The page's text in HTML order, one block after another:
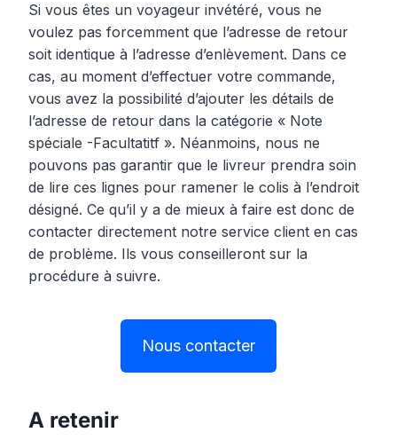
Si vous êtes un voyageur invétéré, vous ne
voulez pas forcemment que l’adresse de retour
soit identique à l’adresse d’enlèvement. Dans ce
cas, au moment d’effectuer votre commande,
vous avez la possibilité d’ajouter les détails de
l’adresse de retour dans la catégorie « Note
spéciale -Facultatitf ». Néanmoins, nous ne
pouvons pas garantir que le livreur prendra soin
de lire ces lignes pour ramener le colis à l’endroit
désigné. Ce qu’il y a de mieux à faire est donc de
contacter directement notre service client en cas
de problème. Ils vous conseilleront sur la
procédure à suivre.
Nous contacter
A retenir